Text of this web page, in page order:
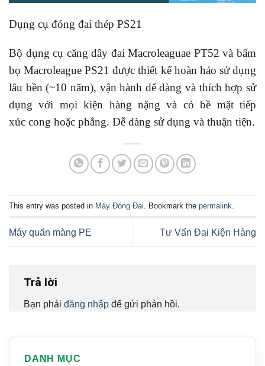
Dụng cụ đóng đai thép PS21
Bộ dụng cụ căng dây đai Macroleaguae PT52 và bấm
bọ Macroleague PS21 được thiết kế hoàn hảo sử dụng
lâu bền (~10 năm), vận hành dể dàng và thích hợp sử
dụng với mọi kiện hàng nặng và có bề mặt tiếp
xúc cong hoặc phẳng. Dễ dàng sử dụng và thuận tiện.
This entry was posted in Máy Đóng Đai . Bookmark the permalink
Máy quấn màng PE Tư Vấn Đai Kiện Hàng
Trả lời
Bạn phải đăng nhập để gửi phản hồi.
DANH MỤC